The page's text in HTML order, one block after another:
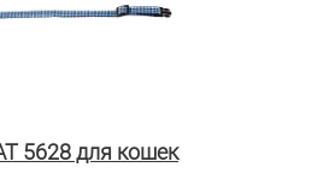
5628 для кошек